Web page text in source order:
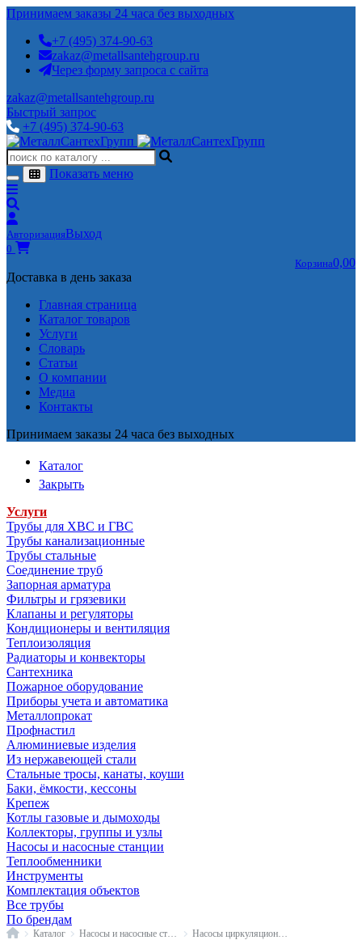
Принимаем заказы 24 часа без выходных
+7 (495) 374-90-63
zakaz@metallsantehgroup.ru
Через форму запроса с сайта
zakaz@metallsantehgroup.ru
Быстрый запрос
+7 (495) 374-90-63
Показать меню
АвторизацияВыход
0
Корзина0,00
Доставка в день заказа
Главная страница
Каталог товаров
Услуги
Словарь
Статьи
О компании
Медиа
Контакты
Принимаем заказы 24 часа без выходных
Каталог
Закрыть
Услуги
Трубы для ХВС и ГВС
Трубы канализационные
Трубы стальные
Соединение труб
Запорная арматура
Фильтры и грязевики
Клапаны и регуляторы
Кондиционеры и вентиляция
Теплоизоляция
Радиаторы и конвекторы
Сантехника
Пожарное оборудование
Приборы учета и автоматика
Металлопрокат
Профнастил
Алюминиевые изделия
Из нержавеющей стали
Стальные тросы, канаты, коуши
Баки, ёмкости, кессоны
Крепеж
Котлы газовые и дымоходы
Коллекторы, группы и узлы
Насосы и насосные станции
Теплообменники
Инструменты
Комплектация объектов
Все трубы
По брендам
ГлавнаяКаталог